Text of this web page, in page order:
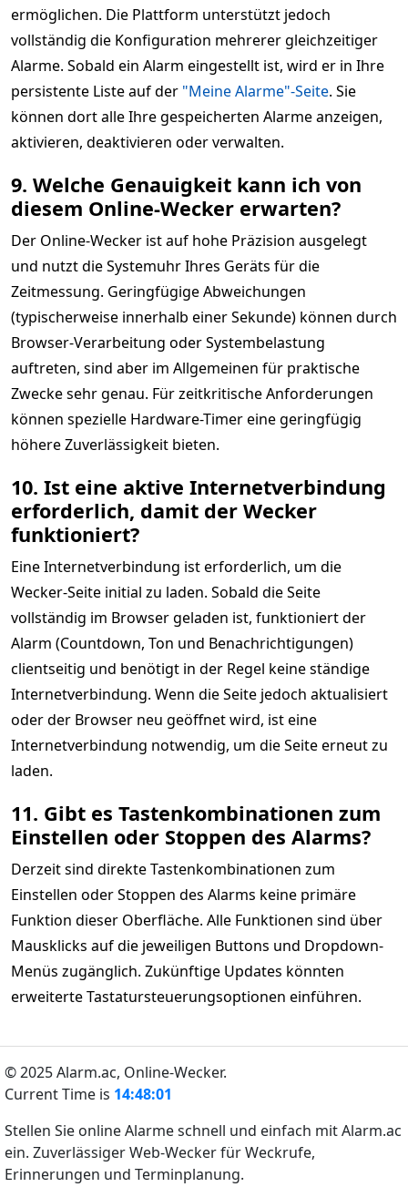
ermöglichen. Die Plattform unterstützt jedoch
vollständig die Konfiguration mehrerer gleichzeitiger
Alarme. Sobald ein Alarm eingestellt ist, wird er in Ihre
persistente Liste auf der "Meine Alarme"-Seite. Sie
können dort alle Ihre gespeicherten Alarme anzeigen,
aktivieren, deaktivieren oder verwalten.
9. Welche Genauigkeit kann ich von
diesem Online-Wecker erwarten?
Der Online-Wecker ist auf hohe Präzision ausgelegt
und nutzt die Systemuhr Ihres Geräts für die
Zeitmessung. Geringfügige Abweichungen
(typischerweise innerhalb einer Sekunde) können durch
Browser-Verarbeitung oder Systembelastung
auftreten, sind aber im Allgemeinen für praktische
Zwecke sehr genau. Für zeitkritische Anforderungen
können spezielle Hardware-Timer eine geringfügig
höhere Zuverlässigkeit bieten.
10. Ist eine aktive Internetverbindung
erforderlich, damit der Wecker
funktioniert?
Eine Internetverbindung ist erforderlich, um die
Wecker-Seite initial zu laden. Sobald die Seite
vollständig im Browser geladen ist, funktioniert der
Alarm (Countdown, Ton und Benachrichtigungen)
clientseitig und benötigt in der Regel keine ständige
Internetverbindung. Wenn die Seite jedoch aktualisiert
oder der Browser neu geöffnet wird, ist eine
Internetverbindung notwendig, um die Seite erneut zu
laden.
11. Gibt es Tastenkombinationen zum
Einstellen oder Stoppen des Alarms?
Derzeit sind direkte Tastenkombinationen zum
Einstellen oder Stoppen des Alarms keine primäre
Funktion dieser Oberfläche. Alle Funktionen sind über
Mausklicks auf die jeweiligen Buttons und Dropdown-
Menüs zugänglich. Zukünftige Updates könnten
erweiterte Tastatursteuerungsoptionen einführen.
© 2025 Alarm.ac, Online-Wecker.
Current Time is 14:48:01
Stellen Sie online Alarme schnell und einfach mit Alarm.ac
ein. Zuverlässiger Web-Wecker für Weckrufe,
Erinnerungen und Terminplanung.